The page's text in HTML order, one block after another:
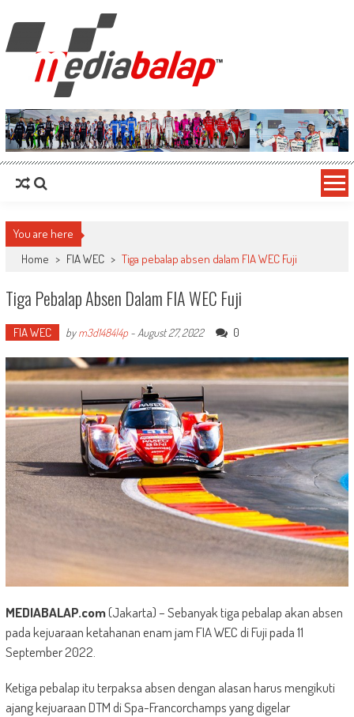
MediaBalap.com | Informasi Balap
Terupdate
Seputar MotoGP GP2 GP3 F2 F3 SERI ASIA LMP2 F1 dll
You are here
Home > FIA WEC > Tiga pebalap absen dalam FIA WEC Fuji
Tiga Pebalap Absen Dalam FIA WEC Fuji
FIA WEC bym3d1484l4p- August 27, 2022 0
MEDIABALAP.com(Jakarta) – Sebanyak tiga pebalap akan absen
pada kejuaraan ketahanan enam jam FIA WEC di Fuji pada 11
September 2022.
Ketiga pebalap itu terpaksa absen dengan alasan harus mengikuti
ajang kejuaraan DTM di Spa-Francorchamps yang digelar